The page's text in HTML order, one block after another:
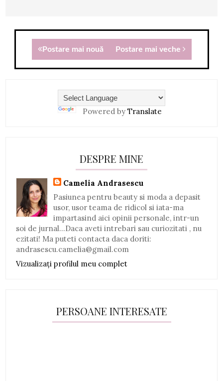
Postare mai nouă Postare mai veche
Powered by Translate
DESPRE MINE
Camelia Andrasescu
Pasiunea pentru beauty si moda a depasit
usor, usor teama de ridicol si iata-ma
impartasind aici opinii personale, intr-un
soi de jurnal...Daca aveti intrebari sau curiozitati , nu
ezitati! Ma puteti contacta daca doriti:
andrasescu.camelia@gmail.com
Vizualizați profilul meu complet
PERSOANE INTERESATE